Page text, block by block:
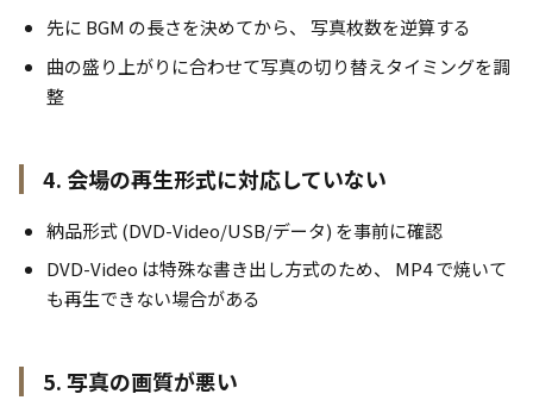
先に BGM の長さを決めてから、 写真枚数を逆算する
曲の盛り上がりに合わせて写真の切り替えタイミングを調
整
4. 会場の再生形式に対応していない
納品形式 (DVD-Video/USB/データ) を事前に確認
DVD-Video は特殊な書き出し方式のため、 MP4 で焼いて
も再生できない場合がある
5. 写真の画質が悪い